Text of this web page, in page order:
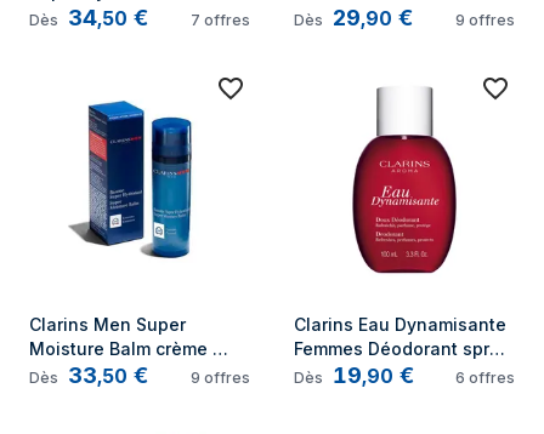
Dès 34,50 € 7 offres
crème
Dès 29,90 € 9 offres
Clarins Men Super
Moisture Balm crème
hydratante pour le visage
Dès 33,50 € 9 offres
Clarins Eau Dynamisante
Femmes Déodorant spray
100 ml 1 pièce(s)
Dès 19,90 € 6 offres